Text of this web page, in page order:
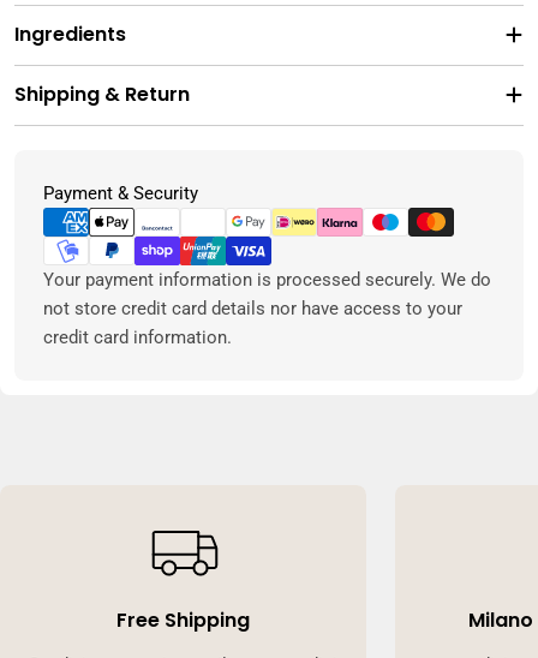
Ingredients
Shipping & Return
Payment & Security
Metodi
pagamento
Your payment information is processed securely. We do
not store credit card details nor have access to your
credit card information.
Free Shipping